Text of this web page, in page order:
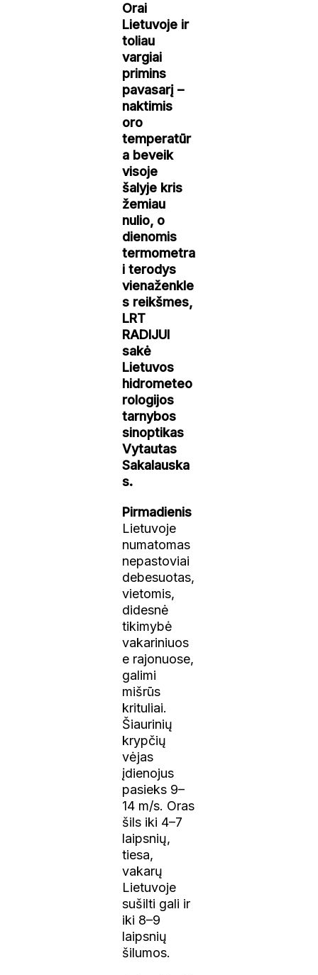
Orai
Lietuvoje ir
toliau
vargiai
primins
pavasarį –
naktimis
oro
temperatūr
a beveik
visoje
šalyje kris
žemiau
nulio, o
dienomis
termometra
i terodys
vienaženkle
s reikšmes,
LRT
RADIJUI
sakė
Lietuvos
hidrometeo
rologijos
tarnybos
sinoptikas
Vytautas
Sakalauska
s.
Pirmadienis
Lietuvoje
numatomas
nepastoviai
debesuotas,
vietomis,
didesnė
tikimybė
vakariniuos
e rajonuose,
galimi
mišrūs
krituliai.
Šiaurinių
krypčių
vėjas
įdienojus
pasieks 9–
14 m/s. Oras
šils iki 4–7
laipsnių,
tiesa,
vakarų
Lietuvoje
sušilti gali ir
iki 8–9
laipsnių
šilumos.